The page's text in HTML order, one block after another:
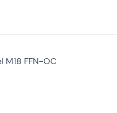
M18 FFN-OC